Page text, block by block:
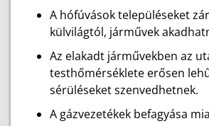
A hófúvások településeket
külvilágtól, járművek
Az elakadt járművekben az
testhőmérséklete erősen
sérüléseket szenvedhetnek.
A gázvezetékek befagyása